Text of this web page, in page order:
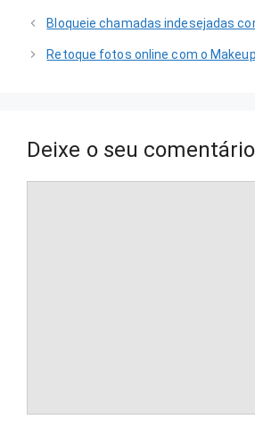
Bloqueie chamadas indesejadas
Retoque fotos online com o Makeup
Deixe o seu